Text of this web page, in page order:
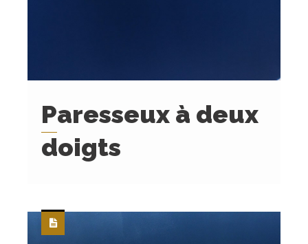
Paresseux à deux
doigts